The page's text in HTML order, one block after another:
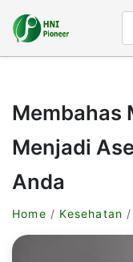
Membahas
Menjadi
Anda
Home / Kesehatan